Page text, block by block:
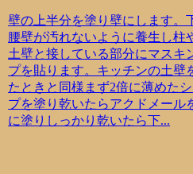
壁の上半分を塗り壁にします。
腰壁が汚れないように養生し柱
土壁と接している部分にマスキ
プを貼ります。キッチンの土壁
たときと同様まず2倍に薄めた
プを塗り乾いたらアクドメール
に塗りしっかり乾いたら下...